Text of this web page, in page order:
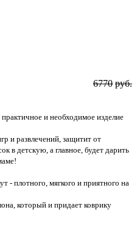
6770 руб.
и необходимое изделие
и развлечений, защитит от
в детскую, а главное, будет дарить
- плотного, мягкого и приятного на
который и придает коврику